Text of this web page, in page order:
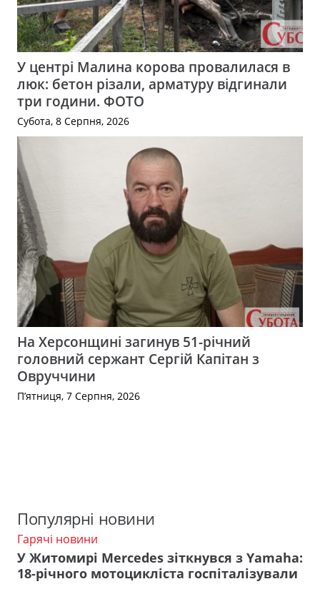
У центрі Малина корова провалилася в
люк: бетон різали, арматуру відгинали
три години. ФОТО
Субота, 8 Серпня, 2026
На Херсонщині загинув 51-річний
головний сержант Сергій Капітан з
Овруччини
П’ятниця, 7 Серпня, 2026
Популярні новини
Гарячі новини
У Житомирі Mercedes зіткнувся з Yamaha:
18-річного мотоцикліста госпіталізували